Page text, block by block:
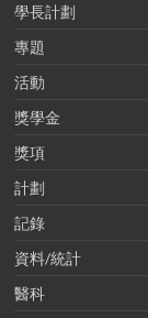
學長計劃
專題
活動
獎學金
獎項
計劃
記錄
資料/統計
醫科